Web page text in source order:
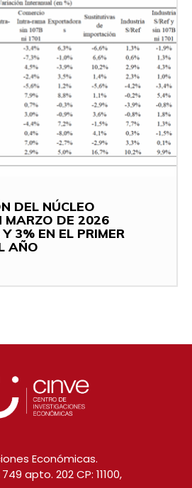
DEL NÚCLEO
MARZO DE 2026
3% EN EL PRIMER
AÑO
Económicas.
apto. 202 CP: 11100,